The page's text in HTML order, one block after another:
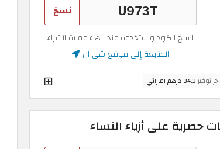
نسخ
انسخ الكود واستخدمه عند انهاء عملية الشراء
المتابعة إلى موقع شي ان
اخر توفير34.3 درهم اماراتي